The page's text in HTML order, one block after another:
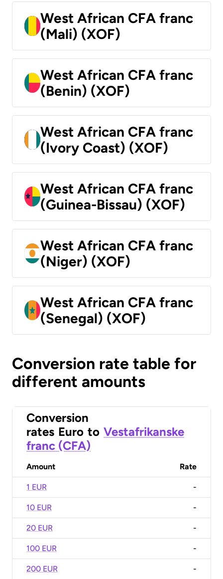
West African CFA franc
(Mali) (XOF)
West African CFA franc
(Benin) (XOF)
West African CFA franc
(Ivory Coast) (XOF)
West African CFA franc
(Guinea-Bissau) (XOF)
West African CFA franc
(Niger) (XOF)
West African CFA franc
(Senegal) (XOF)
Conversion rate table for
different amounts
Conversion
rates Euro to Vestafrikanske
franc (CFA)
Amount Rate
1 EUR -
10 EUR -
20 EUR -
100 EUR -
200 EUR -